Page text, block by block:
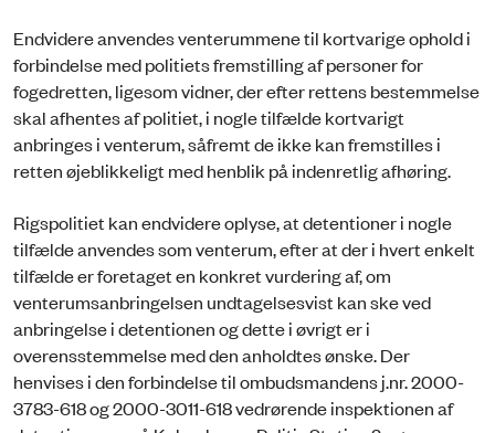
Endvidere anvendes venterummene til kortvarige ophold i
forbindelse med politiets fremstilling af personer for
fogedretten, ligesom vidner, der efter rettens bestemmelse
skal afhentes af politiet, i nogle tilfælde kortvarigt
anbringes i venterum, såfremt de ikke kan fremstilles i
retten øjeblikkeligt med henblik på indenretlig afhøring.
Rigspolitiet kan endvidere oplyse, at detentioner i nogle
tilfælde anvendes som venterum, efter at der i hvert enkelt
tilfælde er foretaget en konkret vurdering af, om
venterumsanbringelsen undtagelsesvist kan ske ved
anbringelse i detentionen og dette i øvrigt er i
overensstemmelse med den anholdtes ønske. Der
henvises i den forbindelse til ombudsmandens j.nr. 2000-
3783-618 og 2000-3011-618 vedrørende inspektionen af